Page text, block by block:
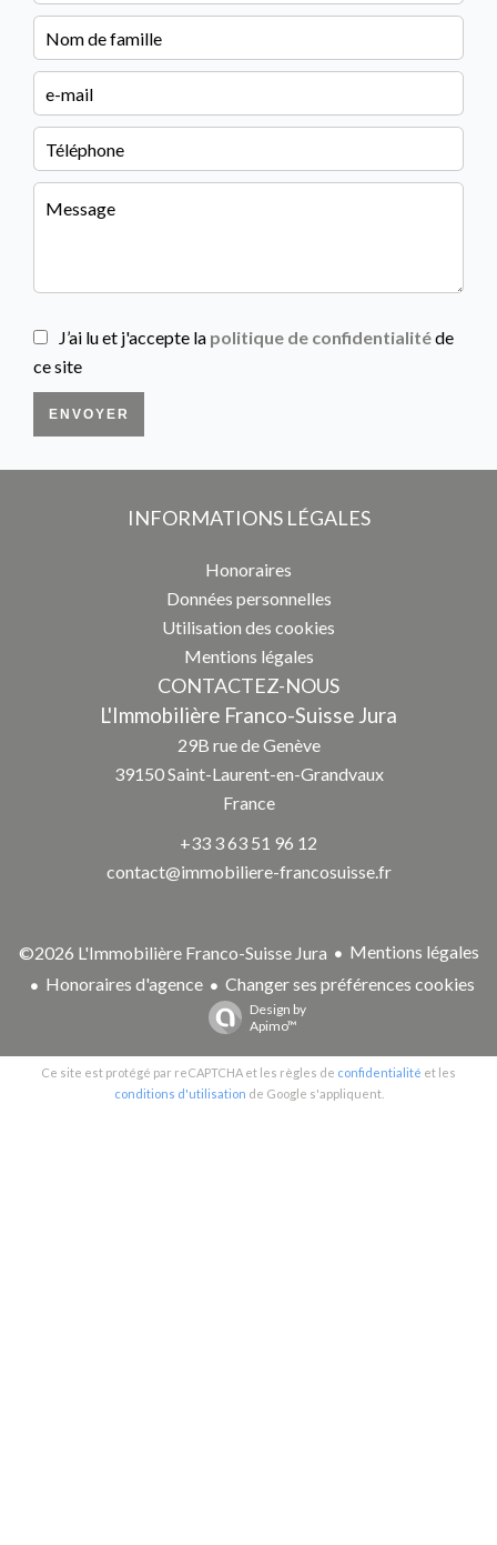
J’ai lu et j'accepte la politique de confidentialitéde
ce site
ENVOYER
INFORMATIONS LÉGALES
Honoraires
Données personnelles
Utilisation des cookies
Mentions légales
CONTACTEZ-NOUS
L'Immobilière Franco-Suisse Jura
29B rue de Genève
39150Saint-Laurent-en-Grandvaux
France
+33 3 63 51 96 12
contact@immobiliere-francosuisse.fr
©2026 L'Immobilière Franco-Suisse Jura
Mentions légales
Honoraires d'agence
Changer ses préférences cookies
Design by
Apimo™
Ce site est protégé par reCAPTCHA et les règles de confidentialité et les
conditions d'utilisation de Google s'appliquent.